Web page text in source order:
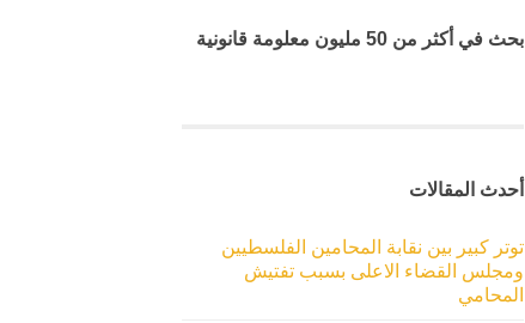
بحث في أكثر من 50 مليون معلومة قانونية
أحدث المقالات
توتر كبير بين نقابة المحامين الفلسطيين
ومجلس القضاء الاعلى بسبب تفتيش
المحامي